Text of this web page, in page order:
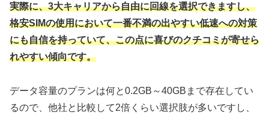
実際に、3大キャリアから自由に回線を選択できますし、
格安SIMの使用において一番不満の出やすい低速への対策
にも自信を持っていて、この点に喜びのクチコミが寄せら
れやすい傾向です。
データ容量のプランは何と0.2GB～40GBまで存在してい
るので、他社と比較して2倍くらい選択肢が多いですし、